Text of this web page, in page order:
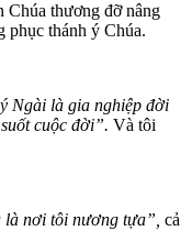
Chúa thương đỡ nâng
phục thánh ý Chúa.
Ngài là gia nghiệp đời
cuộc đời”. Và tôi
là nơi tôi nương tựa”, cả